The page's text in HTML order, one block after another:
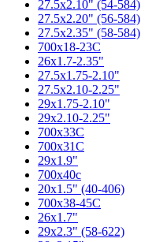
27.5x2.10" (54-584)
27.5x2.20" (56-584)
27.5x2.35" (58-584)
700x18-23C
26x1.7-2.35"
27.5x1.75-2.10"
27.5x2.10-2.25"
29x1.75-2.10"
29x2.10-2.25"
700x33C
700x31C
29x1.9"
700x40c
20x1.5" (40-406)
700x38-45C
26x1.7"
29x2.3" (58-622)